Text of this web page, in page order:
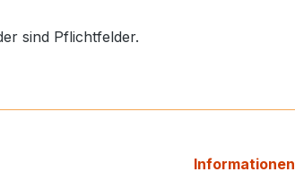
sind Pflichtfelder.
Informationen